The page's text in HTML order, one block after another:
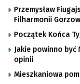
Przemysław
Filharmonii
Początek Końca
Jakie powinno być
opinii
Mieszkaniowa